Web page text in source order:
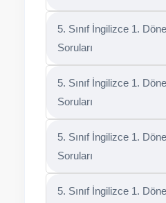
5. Sınıf İngilizce 1.
Soruları
5. Sınıf İngilizce 1.
Soruları
5. Sınıf İngilizce 1.
Soruları
5. Sınıf İngilizce 1.